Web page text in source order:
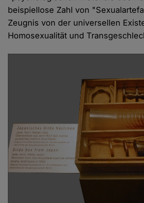
beispiellose Zahl von
Zeugnis von der universellen
Homosexualität und